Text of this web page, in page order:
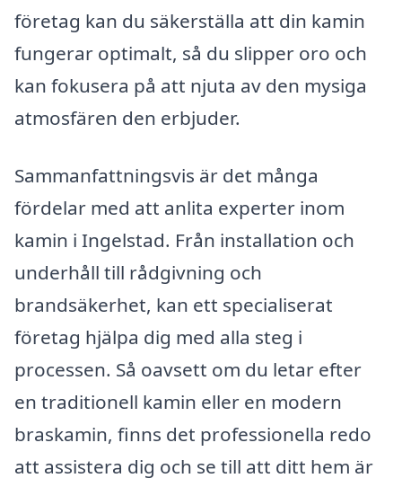
företag kan du säkerställa att din kamin
fungerar optimalt, så du slipper oro och
kan fokusera på att njuta av den mysiga
atmosfären den erbjuder.
Sammanfattningsvis är det många
fördelar med att anlita experter inom
kamin i Ingelstad. Från installation och
underhåll till rådgivning och
brandsäkerhet, kan ett specialiserat
företag hjälpa dig med alla steg i
processen. Så oavsett om du letar efter
en traditionell kamin eller en modern
braskamin, finns det professionella redo
att assistera dig och se till att ditt hem är